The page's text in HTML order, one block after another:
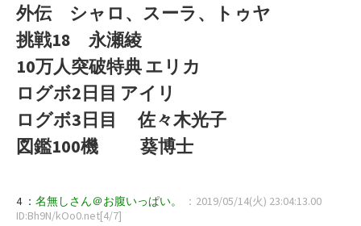
外伝 シャロ、スーラ、トゥヤ
挑戦18 永瀬綾
10万人突破特典 エリカ
ログボ2日目 アイリ
ログボ3日目 佐々木光子
図鑑100機 葵博士
4 ： 名無しさん＠お腹いっぱい。
：2019/05/14(火) 23:04:13.00
ID:Bh9N/kOo0.net[4/7]